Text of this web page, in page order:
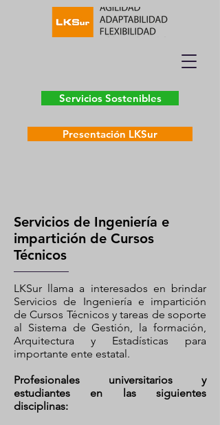
Servicios Sostenibles
Presentación LKSur
Servicios de Ingeniería e
impartición de Cursos
Técnicos
LKSur llama a interesados en brindar
Servicios de Ingeniería e impartición
de Cursos Técnicos y tareas de soporte
al Sistema de Gestión, la formación,
Arquitectura y Estadísticas para
importante ente estatal.
Profesionales universitarios y
estudiantes en las siguientes
disciplinas: